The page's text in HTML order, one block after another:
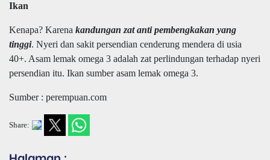
Ikan
Kenapa? Karena kandungan zat anti pembengkakan yang
tinggi. Nyeri dan sakit persendian cenderung mendera di usia
40+. Asam lemak omega 3 adalah zat perlindungan terhadap nyeri
persendian itu. Ikan sumber asam lemak omega 3.
Sumber : perempuan.com
Share: